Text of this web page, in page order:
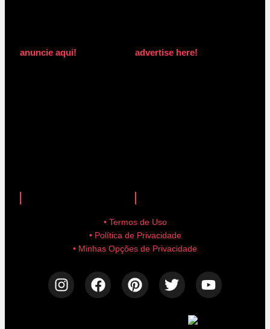
anuncie aqui! advertise here!
• Termos de Uso
• Política de Privacidade
• Minhas Opções de Privacidade